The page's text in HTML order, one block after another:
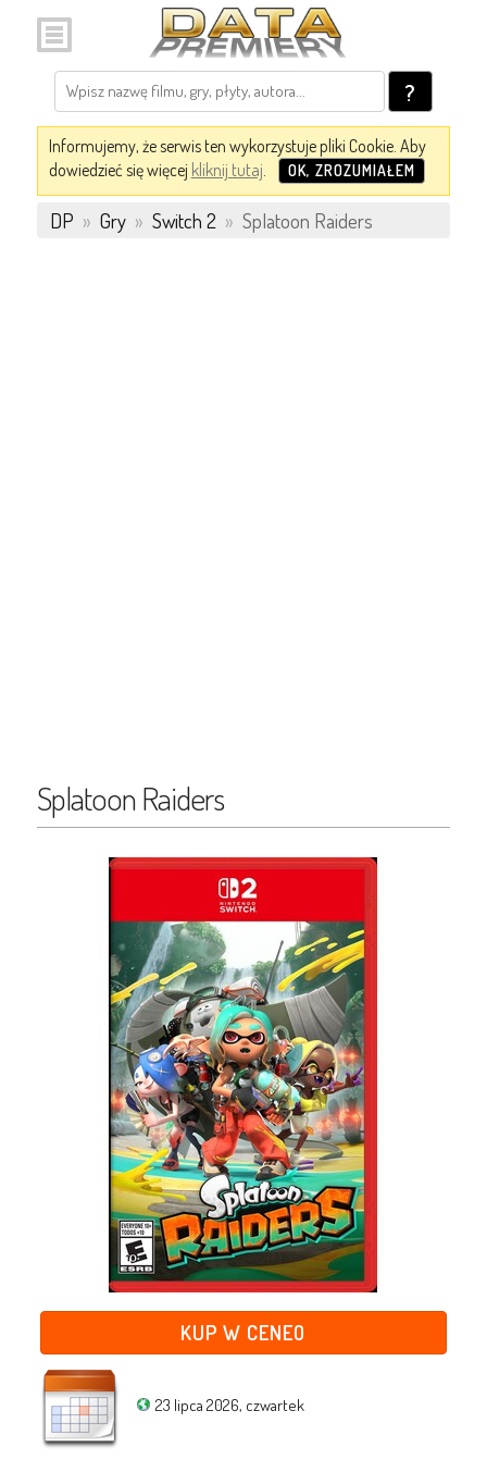
?
Informujemy, że serwis ten wykorzystuje pliki Cookie. Aby
dowiedzieć się więcej kliknij tutaj. OK, ZROZUMIAŁEM
DP » Gry » Switch 2 » Splatoon Raiders
Splatoon Raiders
KUP W CENEO
23 lipca 2026, czwartek